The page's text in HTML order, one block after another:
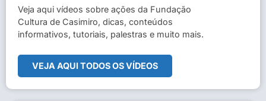
Veja aqui vídeos sobre ações da Fundação
Cultura de Casimiro, dicas, conteúdos
informativos, tutoriais, palestras e muito mais.
VEJA AQUI TODOS OS VÍDEOS